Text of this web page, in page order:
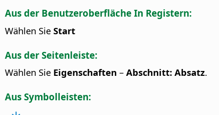
Aus der Benutzeroberfläche In Registern:
Wählen Sie Start
Aus der Seitenleiste:
Wählen Sie Eigenschaften – Abschnitt: Absatz.
Aus Symbolleisten: